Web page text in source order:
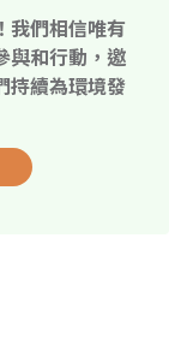
我們相信唯有
與和行動，邀
持續為環境發